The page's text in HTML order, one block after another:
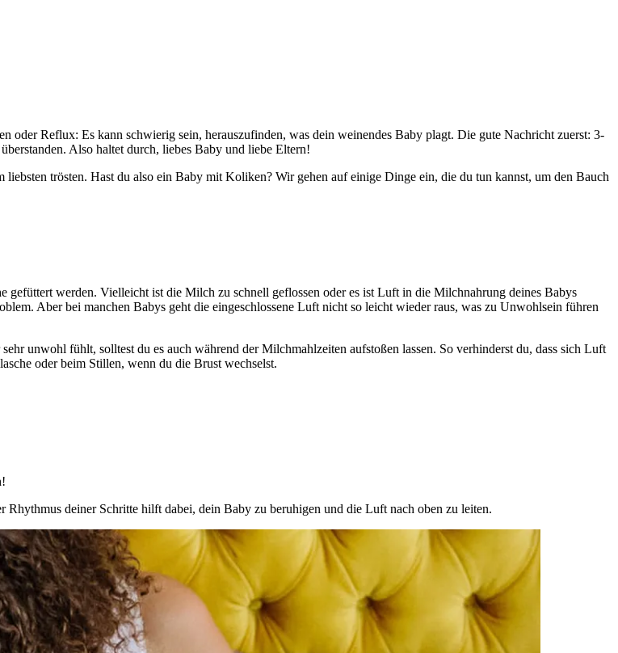
Reflux: Es kann schwierig sein, herauszufinden, was dein weinendes Baby plagt. Die gute Nachricht zuerst: 3-
Also haltet durch, liebes Baby und liebe Eltern!
trösten. Hast du also ein Baby mit Koliken? Wir gehen auf einige Dinge ein, die du tun kannst, um den Bauch
werden. Vielleicht ist die Milch zu schnell geflossen oder es ist Luft in die Milchnahrung deines Babys
Aber bei manchen Babys geht die eingeschlossene Luft nicht so leicht wieder raus, was zu Unwohlsein führen
unwohl fühlt, solltest du es auch während der Milchmahlzeiten aufstoßen lassen. So verhinderst du, dass sich Luft
oder beim Stillen, wenn du die Brust wechselst.
deiner Schritte hilft dabei, dein Baby zu beruhigen und die Luft nach oben zu leiten.